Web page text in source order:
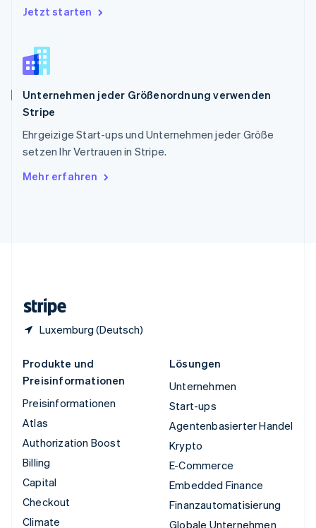
Jetzt starten
Unternehmen jeder Größenordnung verwenden
Stripe
Ehrgeizige Start-ups und Unternehmen jeder Größe
setzen Ihr Vertrauen in Stripe.
Mehr erfahren
Luxemburg (Deutsch)
Slowenien
China
English
EspañolEnglish
Thailand
Tschechische Republik
English
English
Produkte und
Preisinformationen
Preisinformationen
Atlas
Authorization Boost
Billing
Capital
Checkout
Climate
Lösungen
Unternehmen
Start-ups
Agentenbasierter Handel
Krypto
E-Commerce
Embedded Finance
Finanzautomatisierung
Globale Unternehmen